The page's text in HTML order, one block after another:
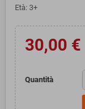
Età: 3+
30,00 €
Quantità